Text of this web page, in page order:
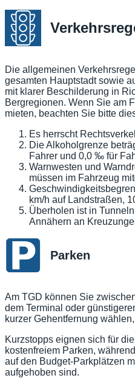
Die allgemeinen
gesamten Hauptstadt sowie
mit klarer Beschilderung in
Bergregionen. Wenn Sie am
mieten, beachten Sie bitte
Es herrscht
Die Alkoholgrenze
Fahrer und 0,0 ‰ für
Warnwesten und
müssen im Fahrzeug
km/h auf Landstraßen,
Überholen ist in
Annähern an
Parken
Am TGD können Sie
dem Terminal oder
kurzer Gehentfernung
Kurzstopps eignen sich für
kostenfreiem Parken,
auf den Budget-Parkplätzen
aufgehoben sind.